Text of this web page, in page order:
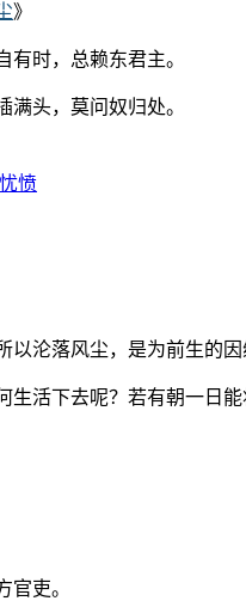
》
有时，总赖东君主。
头，莫问奴归处。
忧愤
沦落风尘，是为前生的
活下去呢？若有朝一日
官吏。